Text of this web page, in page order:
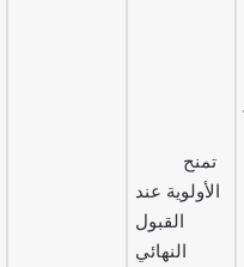
الأولوية عند
القبول
النهائي